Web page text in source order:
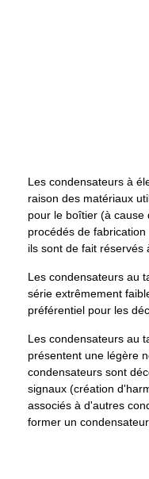
Les condensateurs à
raison des matériaux
pour le boîtier (à cause
procédés de
ils sont de fait réservés
Les condensateurs au
série extrêmement
préférentiel pour les
Les condensateurs au
présentent une légère
condensateurs sont
signaux (création
associés à d'autres
former un